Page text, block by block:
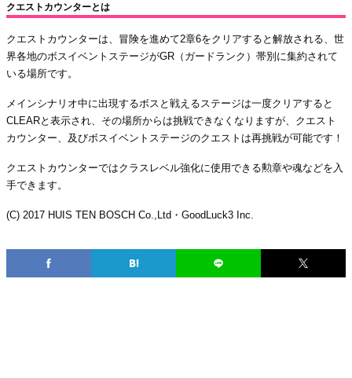
クエストカウンターとは
クエストカウンターは、冒険を進めて2章6をクリアすると解放される、世
界各地のボスイベントステージがGR（ガードランク）帯別に集約されて
いる場所です。
メインシナリオ中に出現するボスと戦えるステージは一度クリアすると
CLEARと表示され、その場所からは挑戦できなくなりますが、クエスト
カウンター、及びボスイベントステージのクエストは再挑戦が可能です！
クエストカウンターではクラスレベル強化に使用できる勲章や魂などを入
手できます。
(C) 2017 HUIS TEN BOSCH Co.,Ltd・GoodLuck3 Inc.